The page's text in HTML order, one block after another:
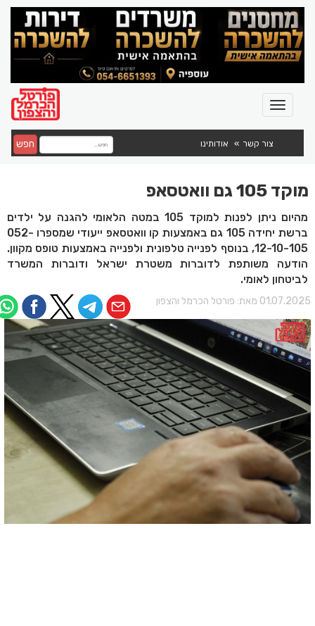
צור קשר אודותינו חפש
מוקד 105 גם וואטסאפ
מהיום ניתן לפנות למוקד 105 במטה הלאומי להגנה על ילדים
ברשת יחידה 105 גם באמצעות קו וואטסאפ ייעודי שמספרו 052-
12-10-105, בנוסף לפנייה טלפונית ולפנייה באמצעות טופס מקוון.
הודעה משותפת לדוברות משטרת ישראל ודוברות המשרד
לביטחון לאומי.
מאת: פורטל הכרמל והצפון